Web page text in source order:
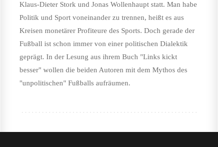
Klaus-Dieter Stork und Jonas Wollenhaupt statt. Man habe
Politik und Sport voneinander zu trennen, heißt es aus
Kreisen monetärer Profiteure des Sports. Doch gerade der
Fußball ist schon immer von einer politischen Dialektik
geprägt. In der Lesung aus ihrem Buch "Links kickt
besser" wollen die beiden Autoren mit dem Mythos des
"unpolitischen" Fußballs aufräumen.